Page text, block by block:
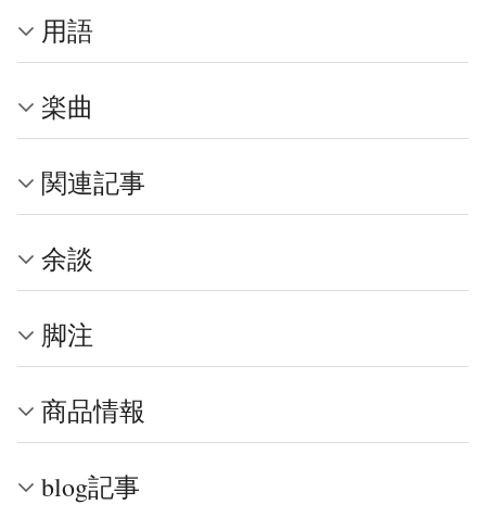
用語
楽曲
関連記事
余談
脚注
商品情報
blog記事